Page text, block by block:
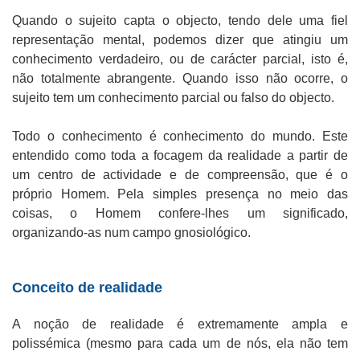
Quando o sujeito capta o objecto, tendo dele uma fiel
representação mental, podemos dizer que atingiu um
conhecimento verdadeiro, ou de carácter parcial, isto é,
não totalmente abrangente. Quando isso não ocorre, o
sujeito tem um conhecimento parcial ou falso do objecto.
Todo o conhecimento é conhecimento do mundo. Este
entendido como toda a focagem da realidade a partir de
um centro de actividade e de compreensão, que é o
próprio Homem. Pela simples presença no meio das
coisas, o Homem confere-lhes um significado,
organizando-as num campo gnosiológico.
Conceito de realidade
A noção de realidade é extremamente ampla e
polissémica (mesmo para cada um de nós, ela não tem